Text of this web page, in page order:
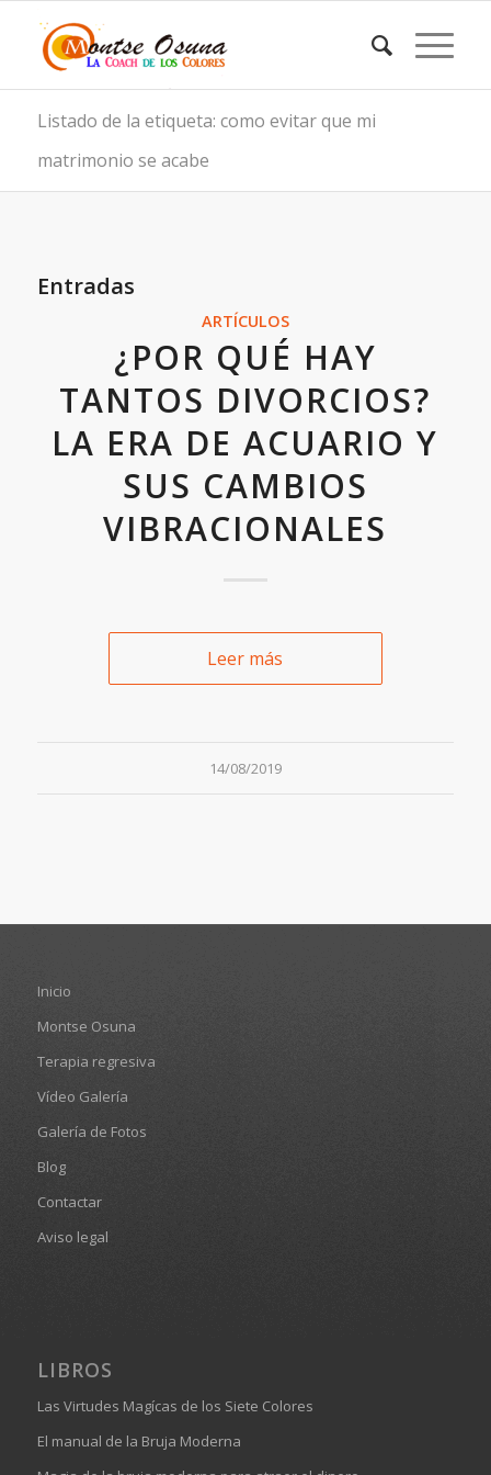
Listado de la etiqueta: como evitar que mi
matrimonio se acabe
Entradas
ARTÍCULOS
¿POR QUÉ HAY
TANTOS DIVORCIOS?
LA ERA DE ACUARIO Y
SUS CAMBIOS
VIBRACIONALES
Leer más
14/08/2019
Inicio
Montse Osuna
Terapia regresiva
Vídeo Galería
Galería de Fotos
Blog
Contactar
Aviso legal
LIBROS
Las Virtudes Magícas de los Siete Colores
El manual de la Bruja Moderna